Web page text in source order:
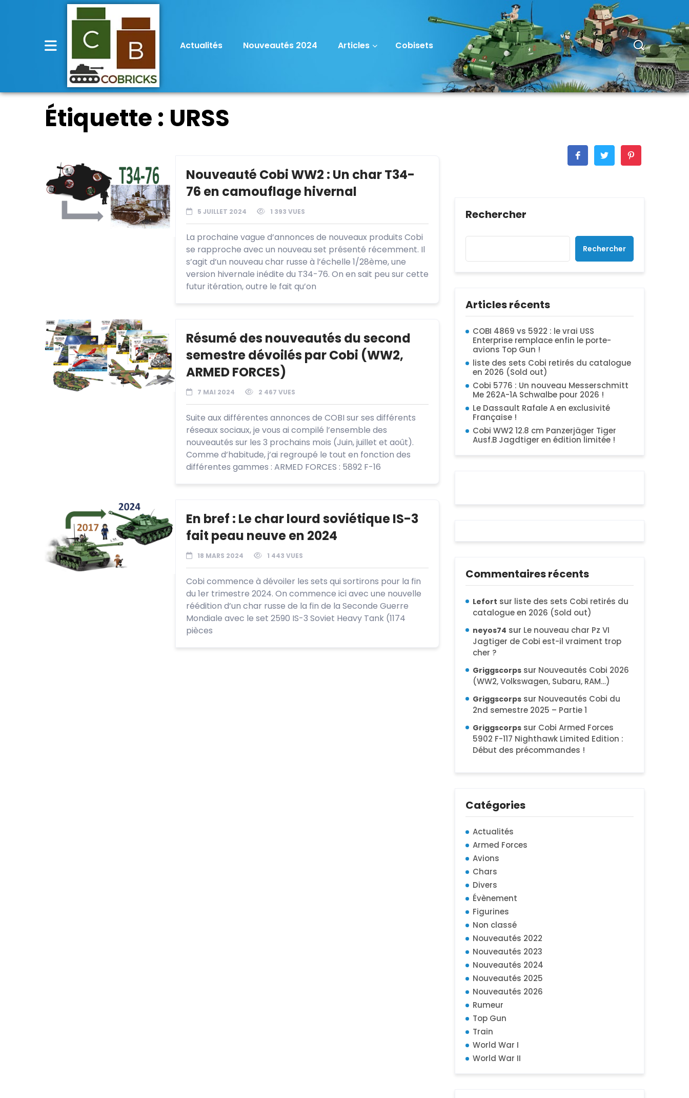
Actualités Nouveautés 2024 Articles Cobisets
Étiquette : URSS
Nouveauté Cobi WW2 : Un char T34-
76 en camouflage hivernal
5 JUILLET 2024 1 393 VUES
La prochaine vague d’annonces de nouveaux produits Cobi
se rapproche avec un nouveau set présenté récemment. Il
s’agit d’un nouveau char russe à l’échelle 1/28ème, une
version hivernale inédite du T34-76. On en sait peu sur cette
futur itération, outre le fait qu’on
Résumé des nouveautés du second
semestre dévoilés par Cobi (WW2,
ARMED FORCES)
7 MAI 2024 2 467 VUES
Suite aux différentes annonces de COBI sur ses différents
réseaux sociaux, je vous ai compilé l’ensemble des
nouveautés sur les 3 prochains mois (Juin, juillet et août).
Comme d’habitude, j’ai regroupé le tout en fonction des
différentes gammes : ARMED FORCES : 5892 F-16
En bref : Le char lourd soviétique IS-3
fait peau neuve en 2024
18 MARS 2024 1 443 VUES
Cobi commence à dévoiler les sets qui sortirons pour la fin
du 1er trimestre 2024. On commence ici avec une nouvelle
réédition d’un char russe de la fin de la Seconde Guerre
Mondiale avec le set 2590 IS-3 Soviet Heavy Tank (1174
pièces
Rechercher
Rechercher
Articles récents
COBI 4869 vs 5922 : le vrai USS
Enterprise remplace enfin le porte-
avions Top Gun !
liste des sets Cobi retirés du catalogue
en 2026 (Sold out)
Cobi 5776 : Un nouveau Messerschmitt
Me 262A-1A Schwalbe pour 2026 !
Le Dassault Rafale A en exclusivité
Française !
Cobi WW2 12.8 cm Panzerjäger Tiger
Ausf.B Jagdtiger en édition limitée !
Commentaires récents
Lefort sur liste des sets Cobi retirés du
catalogue en 2026 (Sold out)
neyos74 sur Le nouveau char Pz VI
Jagtiger de Cobi est-il vraiment trop
cher ?
Griggscorps sur Nouveautés Cobi 2026
(WW2, Volkswagen, Subaru, RAM…)
Griggscorps sur Nouveautés Cobi du
2nd semestre 2025 – Partie 1
Griggscorps sur Cobi Armed Forces
5902 F-117 Nighthawk Limited Edition :
Début des précommandes !
Catégories
Actualités
Armed Forces
Avions
Chars
Divers
Évènement
Figurines
Non classé
Nouveautés 2022
Nouveautés 2023
Nouveautés 2024
Nouveautés 2025
Nouveautés 2026
Rumeur
Top Gun
Train
World War I
World War II